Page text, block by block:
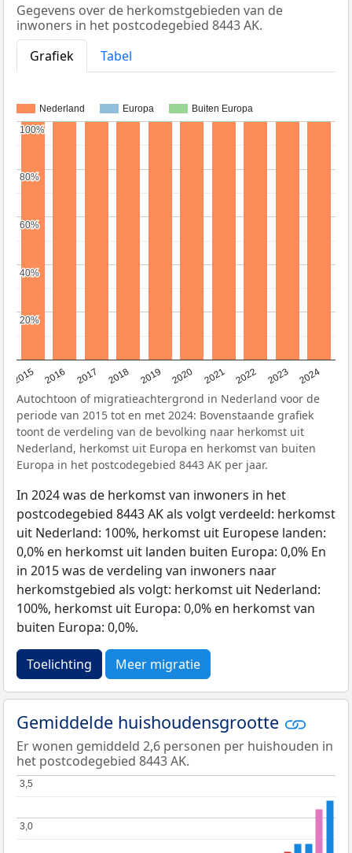
Gegevens over de herkomstgebieden van de
inwoners in het postcodegebied 8443 AK.
Grafiek
Tabel
Nederland Europa Buiten Europa
2015 2016 2017 2018 2019 2020 2021 2022 2023 2024
20%
20%
40%
40%
60%
60%
80%
80%
100%
100%
Autochtoon of migratieachtergrond in Nederland voor de
periode van 2015 tot en met 2024: Bovenstaande grafiek
toont de verdeling van de bevolking naar herkomst uit
Nederland, herkomst uit Europa en herkomst van buiten
Europa in het postcodegebied 8443 AK per jaar.
In 2024 was de herkomst van inwoners in het
postcodegebied 8443 AK als volgt verdeeld: herkomst
uit Nederland: 100%, herkomst uit Europese landen:
0,0% en herkomst uit landen buiten Europa: 0,0% En
in 2015 was de verdeling van inwoners naar
herkomstgebied als volgt: herkomst uit Nederland:
100%, herkomst uit Europa: 0,0% en herkomst van
buiten Europa: 0,0%.
Toelichting Meer migratie
Gemiddelde huishoudensgrootte
Er wonen gemiddeld 2,6 personen per huishouden in
het postcodegebied 8443 AK.
3,0
3,0
3,5
3,5